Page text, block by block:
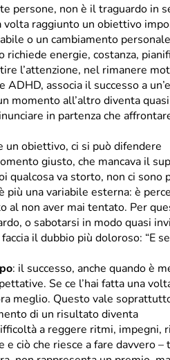
persone, non è il traguardo in
volta raggiunto un obiettivo
o un cambiamento
energie, costanza,
l’attenzione, nel rimanere
associa il successo a
momento all’altro diventa quasi
in partenza che
un obiettivo, ci si può difendere
giusto, che mancava il
qualcosa va storto, non ci sono
più una variabile esterna: è
non aver mai tentato. Per
o sabotarsi in modo quasi
il dubbio più doloroso: “E
: il successo, anche quando è
Se ce l’hai fatta una
meglio. Questo vale
di un risultato diventa
a reggere ritmi, impegni,
e ciò che riesce a fare davvero –